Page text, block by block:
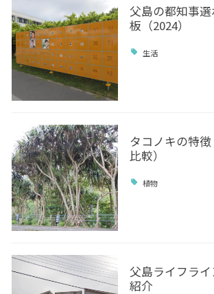
父島の都知事
板（2024）
生活
タコノキの特
比較）
植物
父島ライフラ
紹介